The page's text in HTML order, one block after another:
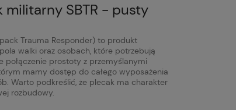
militarny SBTR - pusty
Trauma Responder) to produkt
walki oraz osobach, które potrzebują
połączenie prostoty z przemyślanymi
mamy dostęp do całego wyposażenia
Warto podkreślić, że plecak ma charakter
rozbudowy.